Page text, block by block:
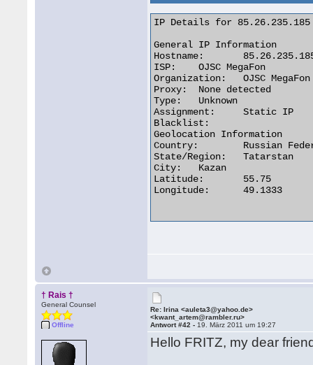
IP Details for 85.26.235.185
General IP Information
Hostname:	85.26.235.185
ISP:	OJSC MegaFon
Organization:	OJSC MegaFon
Proxy:	None detected
Type:	Unknown
Assignment:	Static IP
Blacklist:
Geolocation Information
Country:	Russian Federation
State/Region:	Tatarstan
City:	Kazan
Latitude:	55.75
Longitude:	49.1333
† Rais †
General Counsel
Offline
Re: Irina <auleta3@yahoo.de>
<kwant_artem@rambler.ru>
Antwort #42 - 19. März 2011 um 19:27
Hello FRITZ, my dear